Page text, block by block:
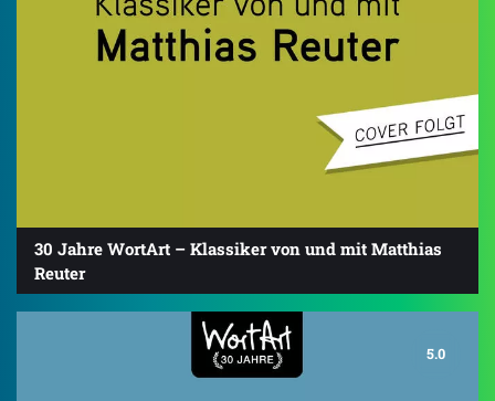
30 Jahre WortArt – Klassiker von und mit Matthias
Reuter
5.0